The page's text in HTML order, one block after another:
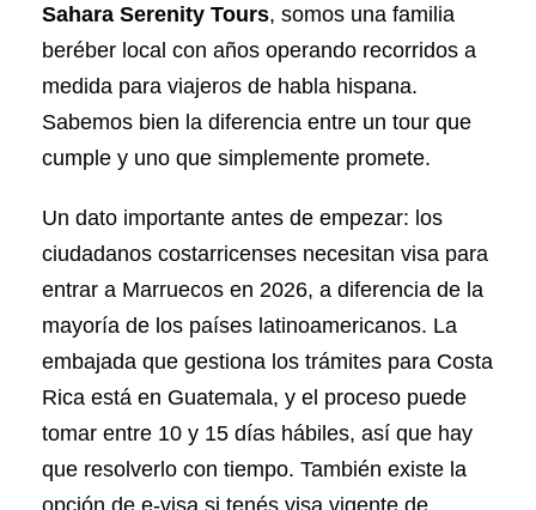
Sahara Serenity Tours, somos una familia
beréber local con años operando recorridos a
medida para viajeros de habla hispana.
Sabemos bien la diferencia entre un tour que
cumple y uno que simplemente promete.
Un dato importante antes de empezar: los
ciudadanos costarricenses necesitan visa para
entrar a Marruecos en 2026, a diferencia de la
mayoría de los países latinoamericanos. La
embajada que gestiona los trámites para Costa
Rica está en Guatemala, y el proceso puede
tomar entre 10 y 15 días hábiles, así que hay
que resolverlo con tiempo. También existe la